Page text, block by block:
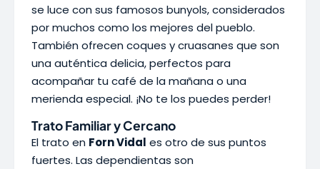
se luce con sus famosos bunyols, considerados
por muchos como los mejores del pueblo.
También ofrecen coques y cruasanes que son
una auténtica delicia, perfectos para
acompañar tu café de la mañana o una
merienda especial. ¡No te los puedes perder!
Trato Familiar y Cercano
El trato en Forn Vidal es otro de sus puntos
fuertes. Las dependientas son